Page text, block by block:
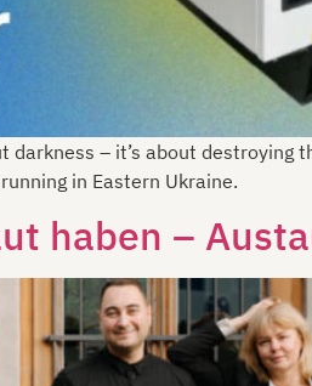
darkness – it’s about
in Eastern Ukraine.
haben –